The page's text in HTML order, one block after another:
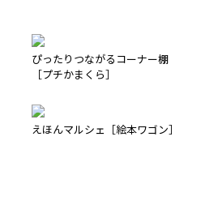
ぴったりつながるコーナー棚
［プチかまくら］
えほんマルシェ［絵本ワゴン］